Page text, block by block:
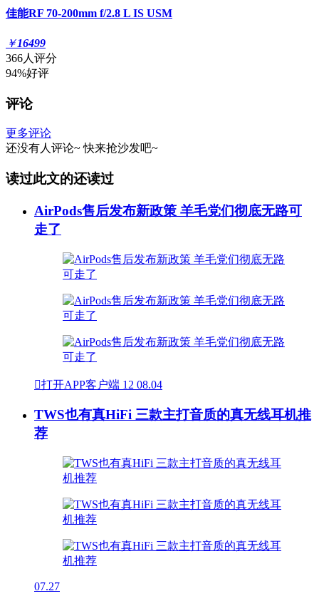
佳能RF 70-200mm f/2.8 L IS USM
￥16499
366人评分
94%好评
评论
更多评论
还没有人评论~ 快来抢沙发吧~
读过此文的还读过
AirPods售后发布新政策 羊毛党们彻底无路可
走了
打开APP客户端 12 08.04
TWS也有真HiFi 三款主打音质的真无线耳机推
荐
07.27